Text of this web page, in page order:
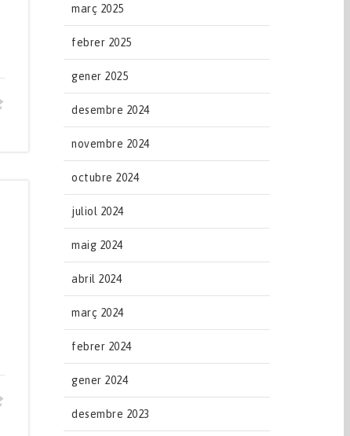
març 2025
febrer 2025
gener 2025
desembre 2024
novembre 2024
octubre 2024
juliol 2024
maig 2024
abril 2024
març 2024
febrer 2024
gener 2024
desembre 2023